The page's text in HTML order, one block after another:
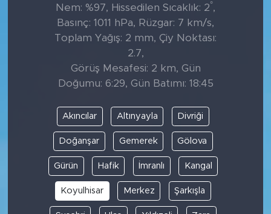
Nem: %97, Hissedilen Sıcaklık: 2°,
Basınç: 1011 hPa, Rüzgar: 7 km/s,
Toplam Yağış: 2 mm, Çiy Noktası:
2.7,
Görüş Mesafesi: 2 km, Gün
Doğumu: 6:29, Gün Batımı: 18:45
Akıncılar Altınyayla Divriği
Doğanşar Gemerek Gölova
Gürün Hafik İmranlı Kangal
Koyulhisar Merkez Şarkışla